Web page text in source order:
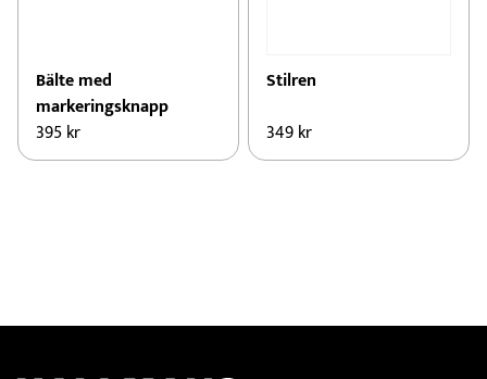
Bälte med
markeringsknapp
395kr
Stilren
349kr